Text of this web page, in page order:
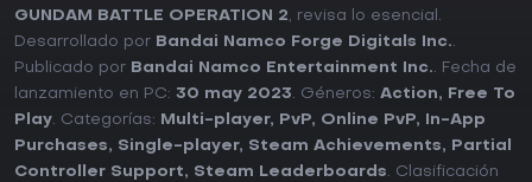
GUNDAM BATTLE OPERATION 2, revisa lo esencial.
Desarrollado por Bandai Namco Forge Digitals Inc..
Publicado por Bandai Namco Entertainment Inc.. Fecha de
lanzamiento en PC: 30 may 2023. Géneros: Action,
Free To
Play. Categorías: Multi-player, PvP, Online PvP,
In-App
Purchases, Single-player, Steam Achievements,
Partial
Controller Support, Steam Leaderboards. Clasificación